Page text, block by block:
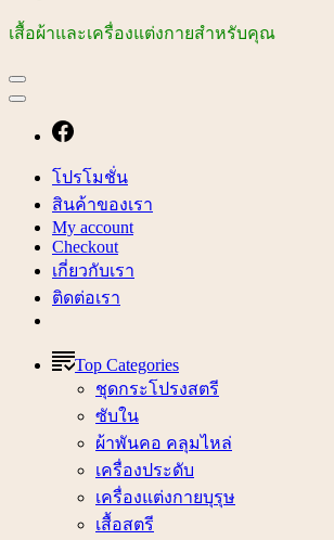
เสื้อผ้าและเครื่องแต่งกายสำหรับคุณ
โปรโมชั่น
สินค้าของเรา
My account
Checkout
เกี่ยวกับเรา
ติดต่อเรา
Top Categories
ชุดกระโปรงสตรี
ซับใน
ผ้าพันคอ คลุมไหล่
เครื่องประดับ
เครื่องแต่งกายบุรุษ
เสื้อสตรี